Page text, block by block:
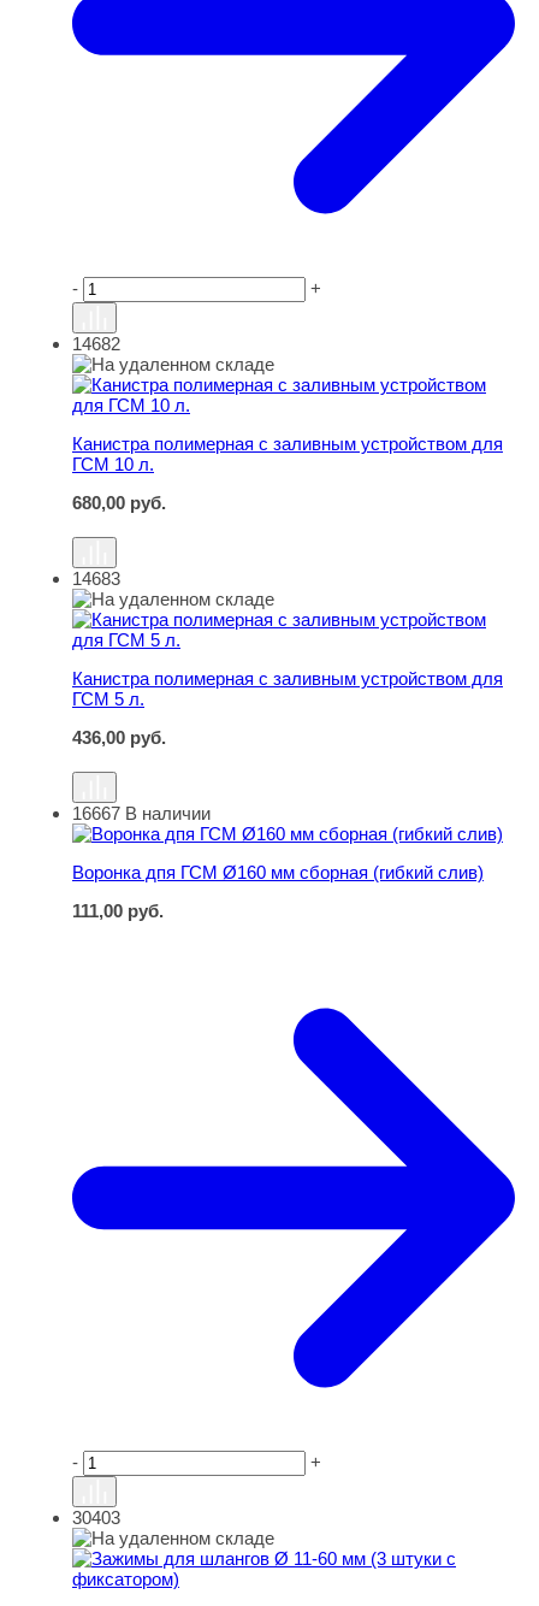
- +
Канистра полимерная с заливным устройством для
14682
Канистра полимерная с заливным устройством для
ГСМ 10 л.
680,00 руб.
Канистра полимерная с заливным устройством для
14683
Канистра полимерная с заливным устройством для
ГСМ 5 л.
436,00 руб.
Воронка дпя ГСМ Ø160 мм сборная (гибкий слив)
16667 В наличии
Воронка дпя ГСМ Ø160 мм сборная (гибкий слив)
111,00 руб.
- +
Зажимы для шлангов Ø 11-60 мм (3 штуки с
30403